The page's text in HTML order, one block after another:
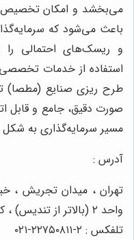
می‌بخشد و امکان تخصیص
باعث می‌شود که
و ریسک‌های احتمالی را
استفاده از خدمات
طرح ریزی صنایع (مطصا)
صورت دقیق، جامع و قابل
مسیر سرمایه‌گذاری به
آدرس :
واحد ۲ (بالاتر از تندیس) ، کدپستی: ۱۹۸۹۶۳۴۴۱۴
تلفکس : ۲-۲۲۷۵۰۸۱۱-۰۲۱